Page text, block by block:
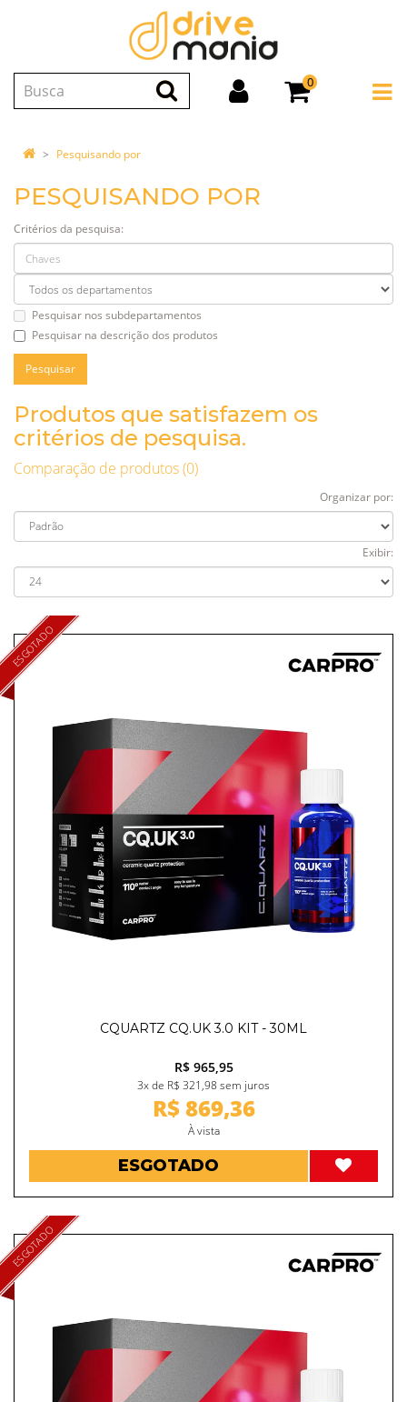
0
Pesquisando por
PESQUISANDO POR
Critérios da pesquisa:
Pesquisar nos subdepartamentos
Pesquisar na descrição dos produtos
Produtos que satisfazem os
critérios de pesquisa.
Comparação de produtos (0)
Organizar por:
Exibir:
ESGOTADO
CQUARTZ CQ.UK 3.0 KIT - 30ML
R$ 965,95
3x de R$ 321,98 sem juros
R$ 869,36
À vista
ESGOTADO
ESGOTADO